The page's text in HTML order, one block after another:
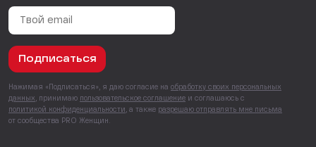
Подписаться
Нажимая «Подписаться», я даю согласие на обработку своих персональных
данных , принимаю пользовательское соглашение и соглашаюсь с
политикой конфиденциальности , а также разрешаю отправлять мне письма
от сообщества PRO Женщин.